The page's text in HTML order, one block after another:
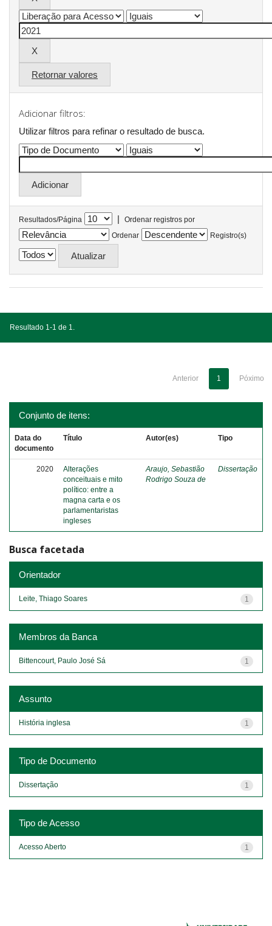
Retornar valores
Adicionar filtros:
Utilizar filtros para refinar o resultado de busca.
Resultados/Página |
Ordenar registros por
Ordenar
Registro(s)
Resultado 1-1 de 1.
Anterior 1 Póximo
Conjunto de itens:
Data do
documento
Título Autor(es) Tipo
2020
Alterações
conceituais e mito
político: entre a
magna carta e os
parlamentaristas
ingleses
Araujo, Sebastião
Rodrigo Souza de
Dissertação
Busca facetada
Orientador
1
Leite, Thiago Soares
Membros da Banca
1
Bittencourt, Paulo José Sá
Assunto
1
História inglesa
Tipo de Documento
1
Dissertação
Tipo de Acesso
1
Acesso Aberto